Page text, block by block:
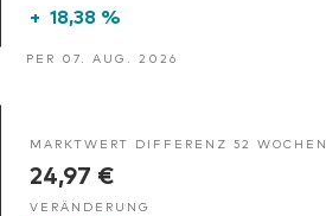
+ 18,38 %
PER 07. AUG. 2026
MARKTWERT DIFFERENZ 52 WOCHEN
24,97 €
VERÄNDERUNG